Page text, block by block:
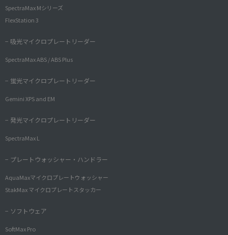
SpectraMax Mシリーズ
FlexStation 3
− 吸光マイクロプレートリーダー
SpectraMax ABS / ABS Plus
− 蛍光マイクロプレートリーダー
Gemini XPS and EM
− 発光マイクロプレートリーダー
SpectraMax L
− プレートウォッシャー・ハンドラー
AquaMaxマイクロプレートウォッシャー
StakMax マイクロプレートスタッカー
− ソフトウェア
SoftMax Pro